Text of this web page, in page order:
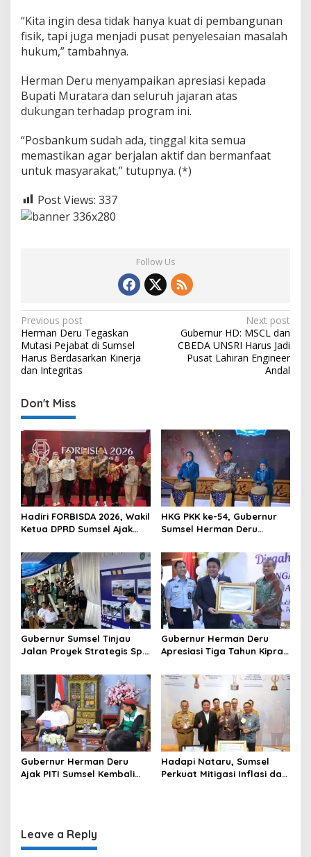
“Kita ingin desa tidak hanya kuat di pembangunan
fisik, tapi juga menjadi pusat penyelesaian masalah
hukum,” tambahnya.
Herman Deru menyampaikan apresiasi kepada
Bupati Muratara dan seluruh jajaran atas
dukungan terhadap program ini.
“Posbankum sudah ada, tinggal kita semua
memastikan agar berjalan aktif dan bermanfaat
untuk masyarakat,” tutupnya. (*)
Post Views: 337
Follow Us
P
o
s
t
n
a
v
i
g
a
t
i
o
n
Previous post
Herman Deru Tegaskan
Mutasi Pejabat di Sumsel
Harus Berdasarkan Kinerja
dan Integritas
Next post
Gubernur HD: MSCL dan
CBEDA UNSRI Harus Jadi
Pusat Lahiran Engineer
Andal
Don't Miss
Hadiri FORBISDA 2026, Wakil
Ketua DPRD Sumsel Ajak
Kekuatan Ekonomi Baru
HKG PKK ke-54, Gubernur
Sumsel Herman Deru
dan Penguatan Peran
Perempuan
Gubernur Sumsel Tinjau
Jalan Proyek Strategis Sp.
Desa Keman OKI
Gubernur Herman Deru
Apresiasi Tiga Tahun Kiprah
Pilar Keadilan Tata Usaha
Negara
Gubernur Herman Deru
Ajak PITI Sumsel Kembali
Hadapi Nataru, Sumsel
Perkuat Mitigasi Inflasi dan
Leave a Reply